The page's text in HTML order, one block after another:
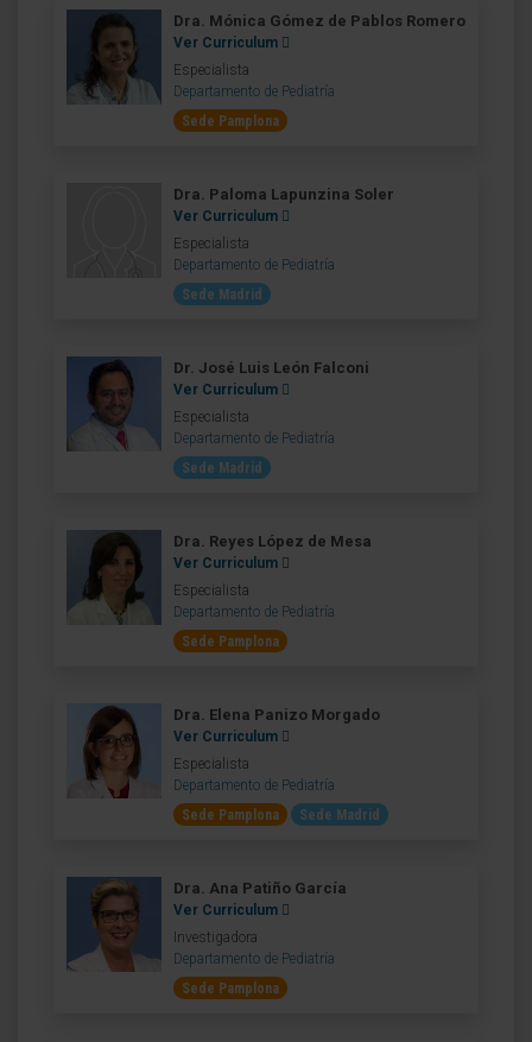
Dra. Mónica Gómez de Pablos Romero
Ver Curriculum
Especialista
Departamento de Pediatría
Sede Pamplona
Dra. Paloma Lapunzina Soler
Ver Curriculum
Especialista
Departamento de Pediatría
Sede Madrid
Dr. José Luis León Falconi
Ver Curriculum
Especialista
Departamento de Pediatría
Sede Madrid
Dra. Reyes López de Mesa
Ver Curriculum
Especialista
Departamento de Pediatría
Sede Pamplona
Dra. Elena Panizo Morgado
Ver Curriculum
Especialista
Departamento de Pediatría
Sede Pamplona
Sede Madrid
Dra. Ana Patiño García
Ver Curriculum
Investigadora
Departamento de Pediatría
Sede Pamplona